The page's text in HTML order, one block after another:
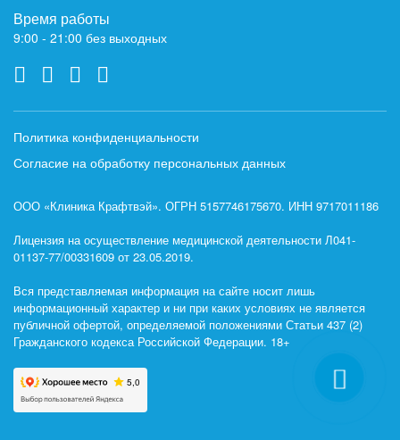
Время работы
9:00 - 21:00 без выходных
Политика конфиденциальности
Согласие на обработку персональных данных
ООО «Клиника Крафтвэй». ОГРН 5157746175670. ИНН 9717011186
Лицензия на осуществление медицинской деятельности Л041-
01137-77/00331609 от 23.05.2019.
Вся представляемая информация на сайте носит лишь
информационный характер и ни при каких условиях не является
публичной офертой, определяемой положениями Статьи 437 (2)
Гражданского кодекса Российской Федерации. 18+